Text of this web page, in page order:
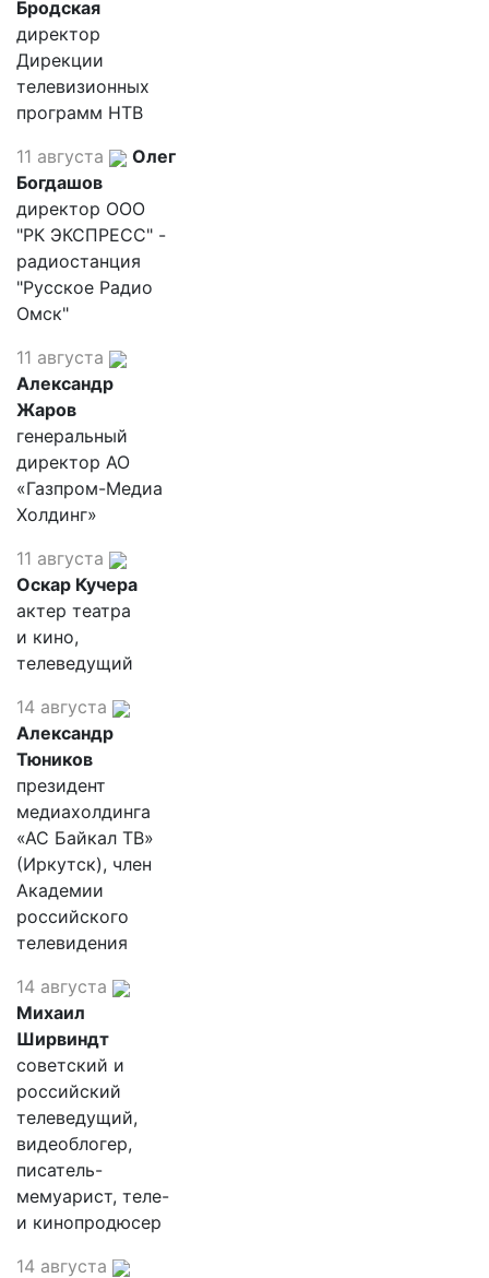
Бродская
директор
Дирекции
телевизионных
программ НТВ
11 августа
Олег
Богдашов
директор ООО
"РК ЭКСПРЕСС" -
радиостанция
"Русское Радио
Омск"
11 августа
Александр
Жаров
генеральный
директор АО
«Газпром-Медиа
Холдинг»
11 августа
Оскар Кучера
актер театра
и кино,
телеведущий
14 августа
Александр
Тюников
президент
медиахолдинга
«АС Байкал ТВ»
(Иркутск), член
Академии
российского
телевидения
14 августа
Михаил
Ширвиндт
советский и
российский
телеведущий,
видеоблогер,
писатель-
мемуарист, теле-
и кинопродюсер
14 августа